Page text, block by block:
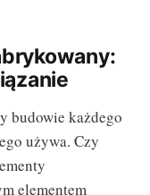
budowie każdego
używa. Czy
elementem